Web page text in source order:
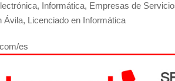
Informática, Empresas de
Licenciado en Informática
es